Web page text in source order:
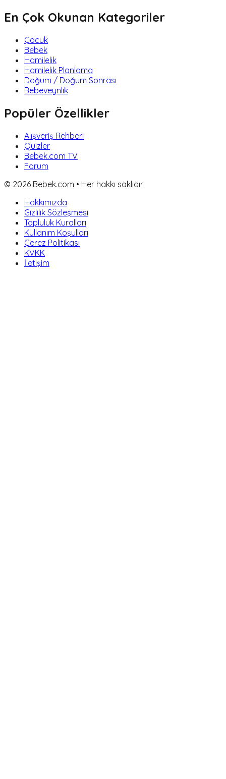
En Çok Okunan Kategoriler
Çocuk
Bebek
Hamilelik
Hamilelik Planlama
Doğum / Doğum Sonrası
Bebeveynlik
Popüler Özellikler
Alışveriş Rehberi
Quizler
Bebek.com TV
Forum
© 2026 Bebek.com • Her hakkı saklıdır.
Hakkımızda
Gizlilik Sözleşmesi
Topluluk Kuralları
Kullanım Koşulları
Çerez Politikası
KVKK
İletişim